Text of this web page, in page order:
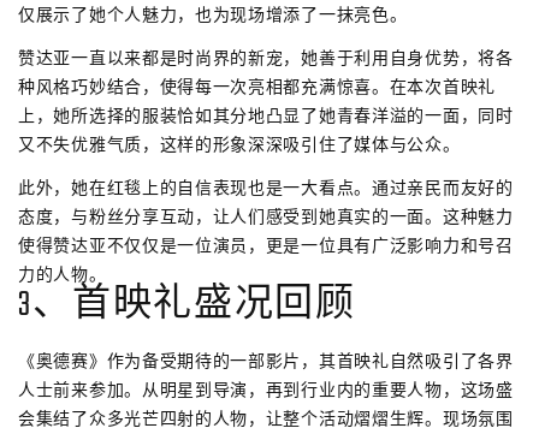
仅展示了她个人魅力，也为现场增添了一抹亮色。
赞达亚一直以来都是时尚界的新宠，她善于利用自身优势，将各
种风格巧妙结合，使得每一次亮相都充满惊喜。在本次首映礼
上，她所选择的服装恰如其分地凸显了她青春洋溢的一面，同时
又不失优雅气质，这样的形象深深吸引住了媒体与公众。
此外，她在红毯上的自信表现也是一大看点。通过亲民而友好的
态度，与粉丝分享互动，让人们感受到她真实的一面。这种魅力
使得赞达亚不仅仅是一位演员，更是一位具有广泛影响力和号召
力的人物。
3、首映礼盛况回顾
《奥德赛》作为备受期待的一部影片，其首映礼自然吸引了各界
人士前来参加。从明星到导演，再到行业内的重要人物，这场盛
会集结了众多光芒四射的人物，让整个活动熠熠生辉。现场氛围